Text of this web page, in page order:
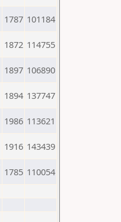
1787 101184
1872 114755
1897 106890
1894 137747
1986 113621
1916 143439
1785 110054